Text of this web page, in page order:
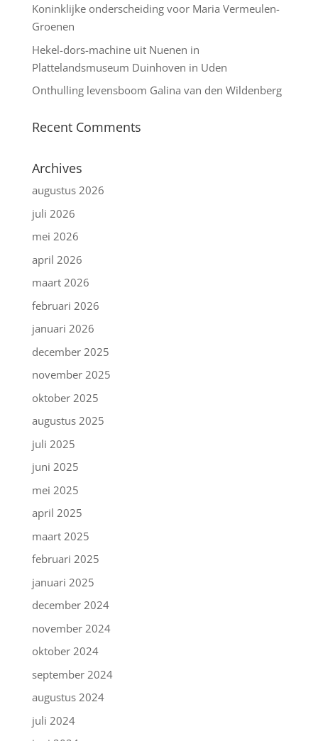
Koninklijke onderscheiding voor Maria Vermeulen-
Groenen
Hekel-dors-machine uit Nuenen in
Plattelandsmuseum Duinhoven in Uden
Onthulling levensboom Galina van den Wildenberg
Recent Comments
Archives
augustus 2026
juli 2026
mei 2026
april 2026
maart 2026
februari 2026
januari 2026
december 2025
november 2025
oktober 2025
augustus 2025
juli 2025
juni 2025
mei 2025
april 2025
maart 2025
februari 2025
januari 2025
december 2024
november 2024
oktober 2024
september 2024
augustus 2024
juli 2024